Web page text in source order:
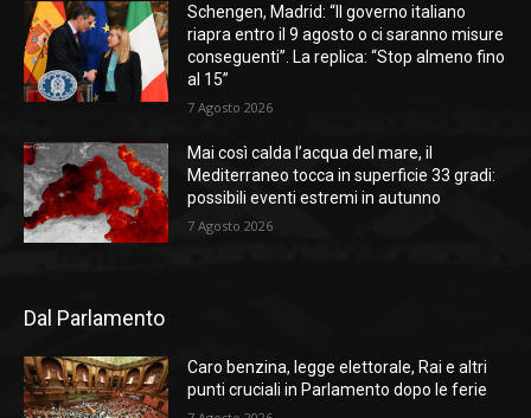
Schengen, Madrid: “Il governo italiano
riapra entro il 9 agosto o ci saranno misure
conseguenti”. La replica: “Stop almeno fino
al 15”
7 Agosto 2026
Mai così calda l’acqua del mare, il
Mediterraneo tocca in superficie 33 gradi:
possibili eventi estremi in autunno
7 Agosto 2026
Dal Parlamento
Caro benzina, legge elettorale, Rai e altri
punti cruciali in Parlamento dopo le ferie